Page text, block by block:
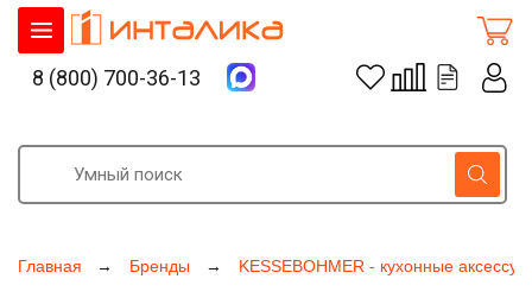
Главная Бренды KESSEBOHMER - кухонные
8 (800) 700-36-13